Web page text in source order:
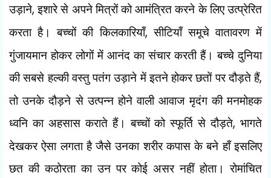
उड़ाने,इशारे से अपने मित्रों को आमंत्रित करने के लिए उत्प्रेरित
करता है। बच्चों की किलकारियाँ,सीटियाँ समूचे वातावरण में
गुंजायमान होकर लोगों में आनंद का संचार करती हैं। बच्चे दुनिया
की सबसे हल्की वस्तु पतंग उड़ाने में इतने होकर छतों पर दौड़ते हैं,
तो उनके दौड़ने से उत्पन्न होने वाली आवाज मृदंग की मनमोहक
ध्वनि का अहसास कराते हैं। बच्चों को स्फूर्ति से दौड़ते,भागते
देखकर ऐसा लगता है जैसे उनका शरीर कपास के बने हाँ इसलिए
छत की कठोरता का उन पर कोई असर नहीं होता। रोमांचित